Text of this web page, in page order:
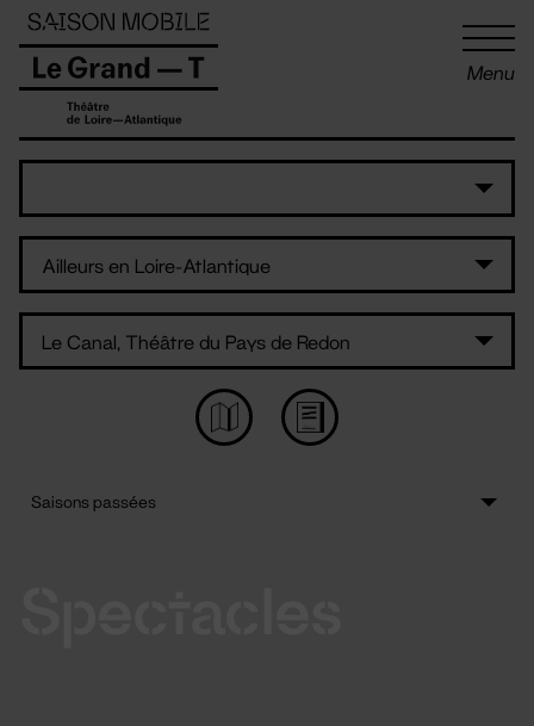
Menu
Panneau de gestion des cookies